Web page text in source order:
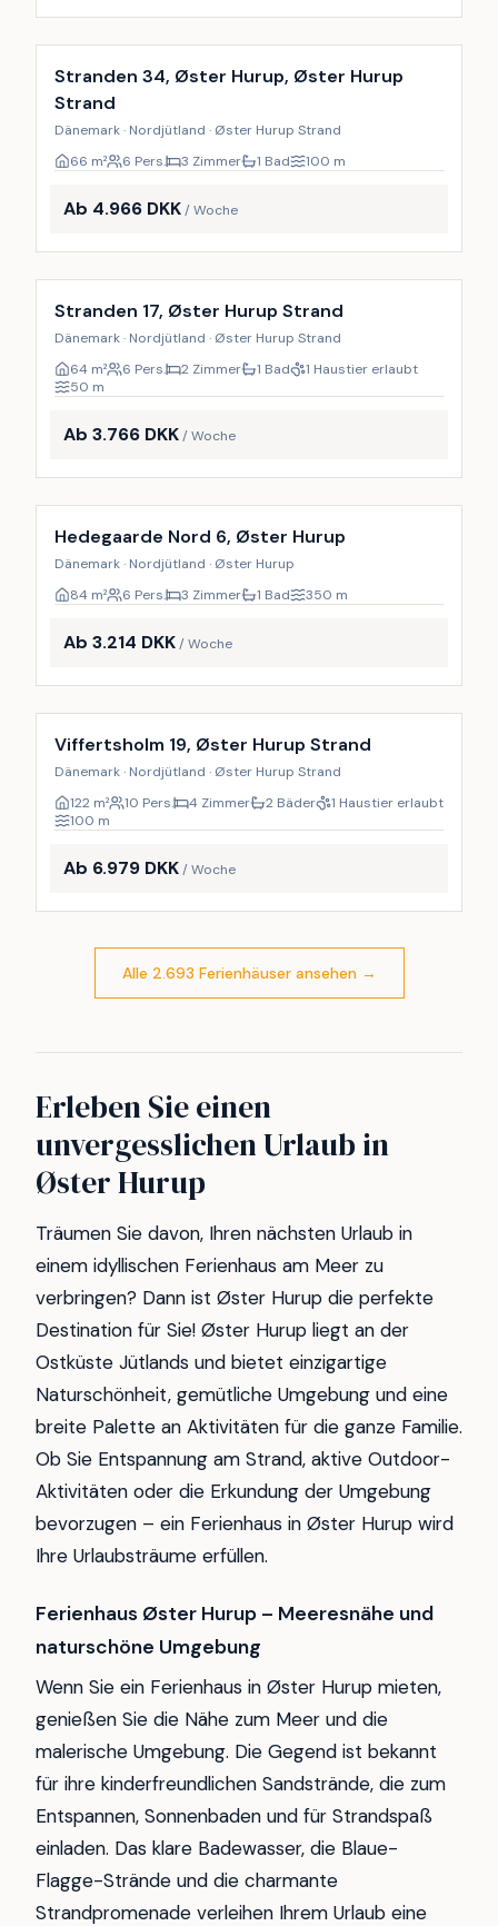
Stranden 34, Øster Hurup, Øster Hurup
Strand
Dänemark · Nordjütland · Øster Hurup Strand
66 m² 6 Pers. 3 Zimmer 1 Bad 100 m
Ab 4.966 DKK/ Woche
Inkl. Endreinigung
Stranden 17, Øster Hurup Strand
Dänemark · Nordjütland · Øster Hurup Strand
64 m² 6 Pers. 2 Zimmer 1 Bad
1 Haustier erlaubt
50 m
Ab 3.766 DKK/ Woche
Hedegaarde Nord 6, Øster Hurup
Dänemark · Nordjütland · Øster Hurup
84 m² 6 Pers. 3 Zimmer 1 Bad 350 m
Ab 3.214 DKK/ Woche
Inkl. Endreinigung
Viffertsholm 19, Øster Hurup Strand
Dänemark · Nordjütland · Øster Hurup Strand
122 m² 10 Pers. 4 Zimmer 2 Bäder
1 Haustier erlaubt
100 m
Ab 6.979 DKK/ Woche
Alle 2.693 Ferienhäuser ansehen→
Erleben Sie einen
unvergesslichen Urlaub in
Øster Hurup
Träumen Sie davon, Ihren nächsten Urlaub in
einem idyllischen Ferienhaus am Meer zu
verbringen? Dann ist Øster Hurup die perfekte
Destination für Sie! Øster Hurup liegt an der
Ostküste Jütlands und bietet einzigartige
Naturschönheit, gemütliche Umgebung und eine
breite Palette an Aktivitäten für die ganze Familie.
Ob Sie Entspannung am Strand, aktive Outdoor-
Aktivitäten oder die Erkundung der Umgebung
bevorzugen – ein Ferienhaus in Øster Hurup wird
Ihre Urlaubsträume erfüllen.
Ferienhaus Øster Hurup – Meeresnähe und
naturschöne Umgebung
Wenn Sie ein Ferienhaus in Øster Hurup mieten,
genießen Sie die Nähe zum Meer und die
malerische Umgebung. Die Gegend ist bekannt
für ihre kinderfreundlichen Sandstrände, die zum
Entspannen, Sonnenbaden und für Strandspaß
einladen. Das klare Badewasser, die Blaue-
Flagge-Strände und die charmante
Strandpromenade verleihen Ihrem Urlaub eine